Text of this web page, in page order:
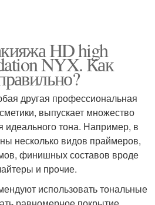
HD high
NYX. Как
другая профессиональная
выпускает множество
идеального тона. Например, в
несколько видов праймеров,
финишных составов вроде
и прочие.
использовать тональные